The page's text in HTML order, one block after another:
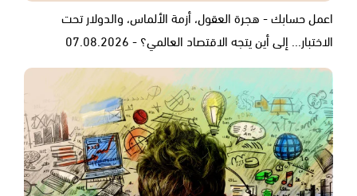
اعمل حسابك - هجرة العقول، أزمة الألماس، والدولار تحت
الاختبار... إلى أين يتجه الاقتصاد العالمي؟ - 07.08.2026